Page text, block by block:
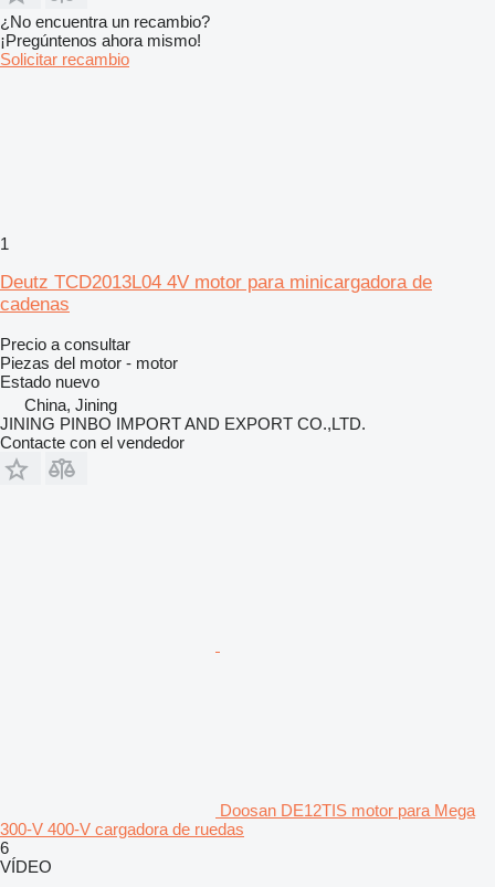
¿No encuentra un recambio?
¡Pregúntenos ahora mismo!
Solicitar recambio
1
Deutz TCD2013L04 4V motor para minicargadora de
cadenas
Precio a consultar
Piezas del motor - motor
Estado nuevo
China, Jining
JINING PINBO IMPORT AND EXPORT CO.,LTD.
Contacte con el vendedor
Doosan DE12TIS motor para Mega
300-V 400-V cargadora de ruedas
6
VÍDEO